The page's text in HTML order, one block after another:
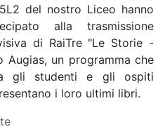
del nostro Liceo hanno
alla trasmissione
di RaiTre "Le Storie -
Augias, un programma che
gli studenti e gli ospiti
i loro ultimi libri.